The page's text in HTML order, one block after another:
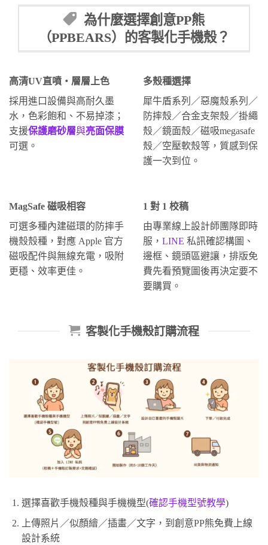
為什麼選擇創意PP熊
（PPBEARS）的客製化手機殼？
高清UV直噴・層層上色
採用進口設備與高耐久墨
水，色彩飽和、不易掉漆；
支援保護磨砂層與亮面保膜
可選。
多殼種選擇
犀牛盾系列／惡魔殼系列／
防摔殼／合金支架殼／掛繩
殼／鏡面殼／磁吸megasafe
殼／空壓軟殼等，質感到保
護一次到位。
MagSafe 磁吸相容
可選多種內建磁環的防摔手
機殼殼種，對應 Apple 官方
磁吸配件與無線充電，吸附
更穩、效率更佳。
1 對 1 校稿
由專業線上設計師團隊即時
服， LINE 私訊確認構圖、
邊框、鏡頭區避讓，排版免
費先看預覽圖後再決定要不
要購買。
客製化手機殼訂購流程
選擇喜歡手機殼種與手機機型(確認手機型號教學)
上傳照片／似顏繪／插畫／文字，到創意PP熊免費上線
設計系統